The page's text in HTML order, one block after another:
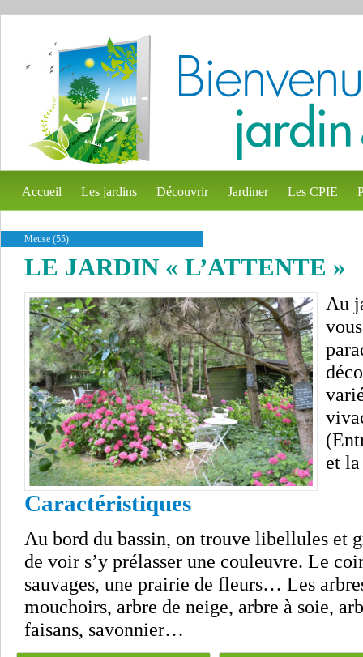
Accueil Les jardins Découvrir Jardiner Les CPIE
Meuse (55)
LE JARDIN « L’ATTENTE »
Au
et
Caractéristiques
Au bord du bassin, on trouve libellules et
de voir s’y prélasser une couleuvre. Le
sauvages, une prairie de fleurs… Les
mouchoirs, arbre de neige, arbre à soie,
faisans, savonnier…